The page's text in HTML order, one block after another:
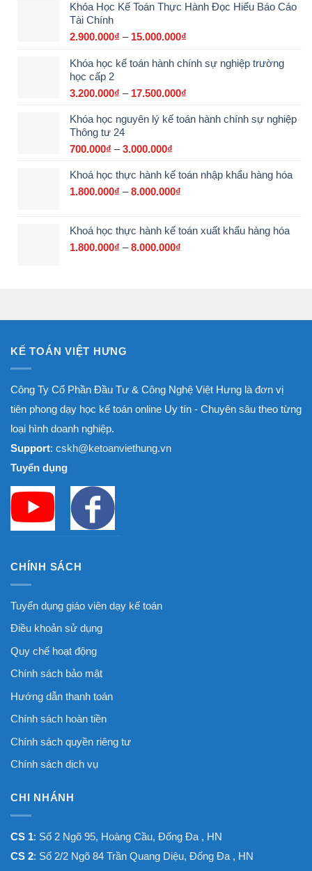
Khóa Học Kế Toán Thực Hành Đọc Hiểu Báo Cáo
Tài Chính
2.900.000₫ – 15.000.000₫
từ
Khóa học kế toán hành chính sự nghiệp trường
học cấp 2
3.200.000₫ – 17.500.000₫
từ
Khóa học nguyên lý kế toán hành chính sự nghiệp
Thông tư 24
700.000₫ – 3.000.000₫
từ
700.000₫
Khoá học thực hành kế toán nhập khẩu hàng hóa
1.800.000₫ – 8.000.000₫
1.800.000₫
Khoá học thực hành kế toán xuất khẩu hàng hóa
1.800.000₫ – 8.000.000₫
KẾ TOÁN VIỆT HƯNG
Công Ty Cổ Phần Đầu Tư & Công Nghệ Việt Hưng là đơn vị
tiên phong dạy học kế toán online Uy tín - Chuyên sâu theo từng
loại hình doanh nghiệp.
Support: cskh@ketoanviethung.vn
Tuyển dụng
CHÍNH SÁCH
Tuyển dụng giáo viên dạy kế toán
Điều khoản sử dụng
Quy chế hoạt động
Chính sách bảo mật
Hướng dẫn thanh toán
Chính sách hoàn tiền
Chính sách quyền riêng tư
Chính sách dịch vụ
CHI NHÁNH
CS 1: Số 2 Ngõ 95, Hoàng Cầu, Đống Đa , HN
CS 2: Số 2/2 Ngõ 84 Trần Quang Diệu, Đống Đa , HN